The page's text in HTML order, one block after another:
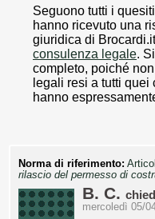
Seguono tutti i
hanno ricevuto una
giuridica di
consulenza legale.
completo, poiché
legali resi a tutti
hanno
Norma di riferimento:
rilascio del permesso di
B. C.
mercoledì 05/